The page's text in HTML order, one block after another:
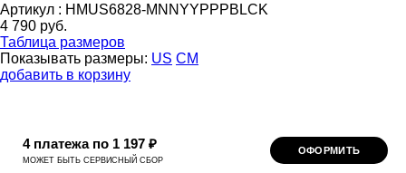
Артикул : HMUS6828-MNNYYPPPBLCK
4 790 руб.
Таблица размеров
Показывать размеры: US CM
добавить в корзину
4 платежа по 1 197 ₽
МОЖЕТ БЫТЬ СЕРВИСНЫЙ СБОР
ОФОРМИТЬ